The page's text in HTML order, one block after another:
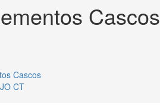
Cascos
Cascos
CT